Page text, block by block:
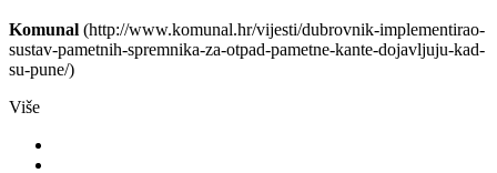
Komunal (http://www.komunal.hr/vijesti/dubrovnik-implementirao-
sustav-pametnih-spremnika-za-otpad-pametne-kante-dojavljuju-kad-
su-pune/)
Više